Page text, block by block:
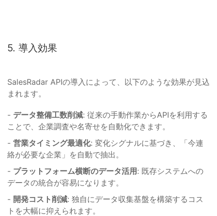
5. 導入効果
SalesRadar APIの導入によって、以下のような効果が見込
まれます。
- データ整備工数削減: 従来の手動作業からAPIを利用する
ことで、企業調査や名寄せを自動化できます。
- 営業タイミング最適化: 変化シグナルに基づき、「今連
絡が必要な企業」を自動で抽出。
- プラットフォーム横断のデータ活用 : 既存システムへの
データの統合が容易になります。
- 開発コスト削減: 独自にデータ収集基盤を構築するコス
トを大幅に抑えられます。